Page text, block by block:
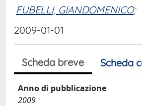
FUBELLI, GIANDOMENICO;
2009-01-01
Scheda breve Scheda
Anno di pubblicazione
2009